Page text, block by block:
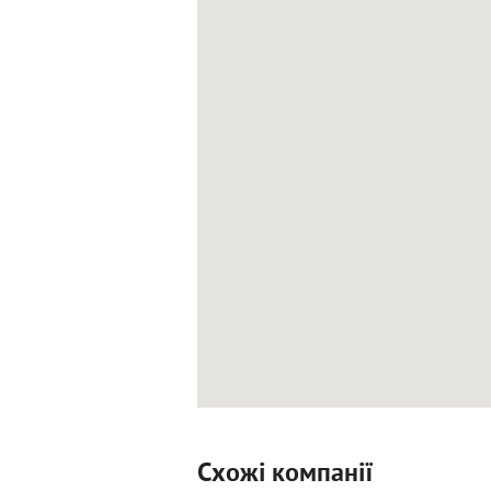
Схожі компанії